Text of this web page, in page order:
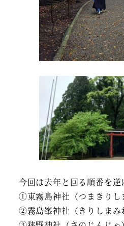
今回は去年と回る順番を逆
①東霧島神社（つまきりし
②霧島峯神社（きりしまみ